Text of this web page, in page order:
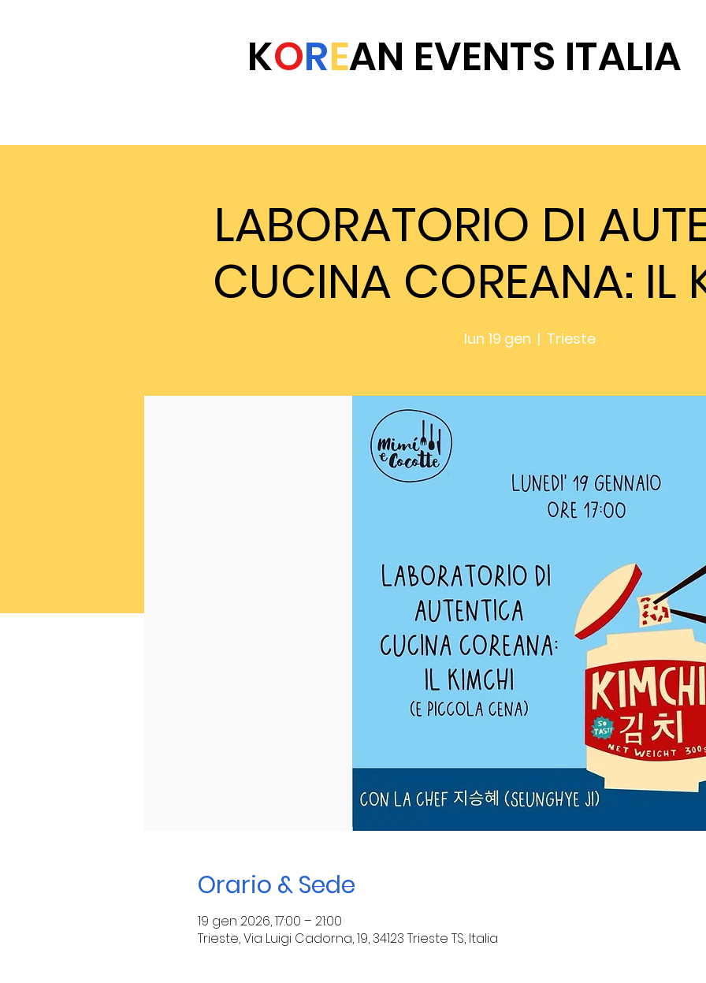
KOREAN EVENTS ITALIA
LABORATORIO DI
CUCINA COREANA: IL
lun 19 gen
  |
Trieste
Orario & Sede
19 gen 2026, 17:00 – 21:00
Trieste, Via Luigi Cadorna, 19, 34123 Trieste TS, Italia